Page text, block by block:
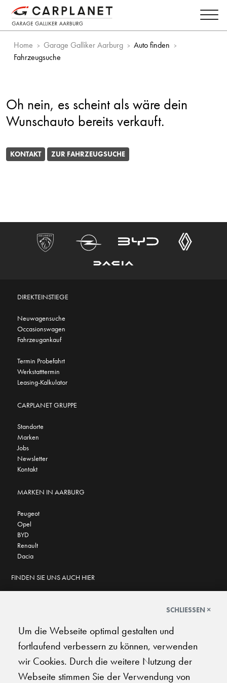
Home Garage Galliker Aarburg
Auto finden
Fahrzeugsuche
Oh nein, es scheint als wäre dein
Wunschauto bereits verkauft.
KONTAKT ZUR FAHRZEUGSUCHE
DIREKTEINSTIEGE
Neuwagensuche
Occasionswagen
Fahrzeugankauf
Termin Probefahrt
Werkstatttermin
Leasing-Kalkulator
CARPLANET GRUPPE
Standorte
Marken
Jobs
Newsletter
Kontakt
MARKEN IN AARBURG
Peugeot
Opel
BYD
Renault
Dacia
FINDEN SIE UNS AUCH HIER
4.6 ★★★★★
★★★★★
SCHLIESSEN ×
Um die Webseite optimal gestalten und
fortlaufend verbessern zu können, verwenden
wir Cookies. Durch die weitere Nutzung der
Webseite stimmen Sie der Verwendung von